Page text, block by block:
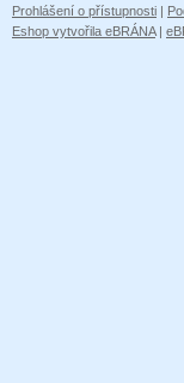
Prohlášení o přístupnosti |
Eshop vytvořila eBRÁNA|